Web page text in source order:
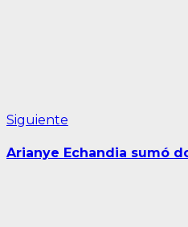
Siguiente
Arianye Echandia sumó